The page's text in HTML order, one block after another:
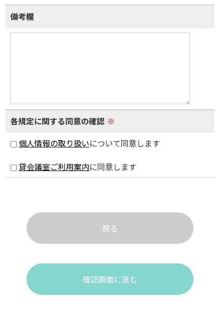
備考欄
各規定に関する同意の確認 ※
個人情報の取り扱いについて同意します
貸会議室ご利用案内に同意します
戻る
確認画面に進む